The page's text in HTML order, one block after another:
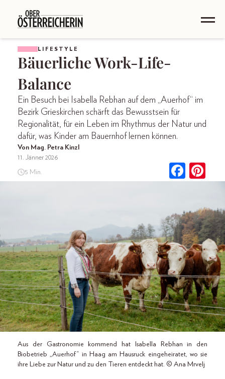
LIFESTYLE
Bäuerliche Work-Life-
Balance
Ein Besuch bei Isabella Rebhan auf dem „Auerhof“ im
Bezirk Grieskirchen schärft das Bewusstsein für
Regionalität, für ein Leben im Rhythmus der Natur und
dafür, was Kinder am Bauernhof lernen können.
Von Mag. Petra Kinzl
11. Jänner 2026
5 Min.
Aus der Gastronomie kommend hat Isabella Rebhan in den
Biobetrieb „Auerhof“ in Haag am Hausruck eingeheiratet, wo sie
ihre Liebe zur Natur und zu den Tieren entdeckt hat. © Ana Mrvelj